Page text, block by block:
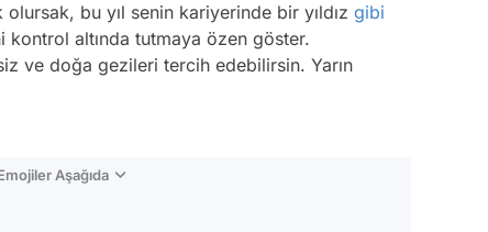
bu yıl senin kariyerinde bir yıldız gibi
kontrol altında tutmaya özen göster.
ve doğa gezileri tercih edebilirsin. Yarın
Aşağıda